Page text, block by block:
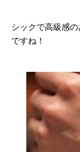
シックで高級感
ですね！